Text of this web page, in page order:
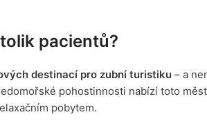
pacientů?
destinací pro zubní turistiku – a
pohostinnosti nabízí toto
pobytem.